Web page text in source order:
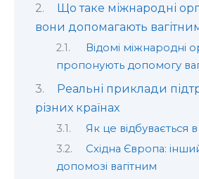
Що таке міжнародні
вони допомагають
Відомі міжнародні
пропонують допомогу
Реальні приклади
різних країнах
Як це відбувається
Східна Європа:
допомозі вагітним